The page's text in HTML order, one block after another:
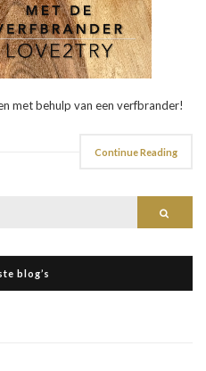
met behulp van een verfbrander!
Continue Reading
blog’s